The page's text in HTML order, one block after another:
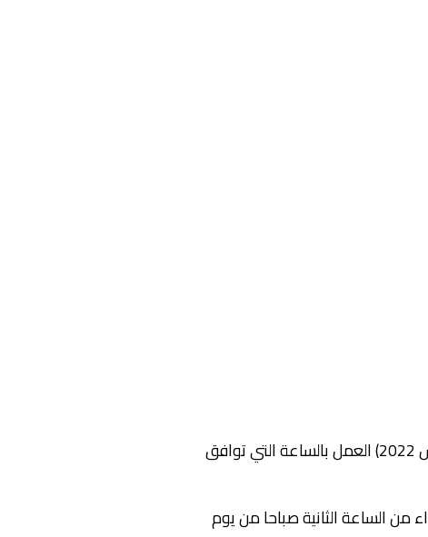
بمناسبة قرب حلول شهر رمضان ، سيتم عند حلول الساعة الثالثة صباحا من يوم غد الأحد (27 مارس 2022) العمل بالساعة التي توافق
للعمل بتوقيت (غرينينتش+1) بإضافة ستين (60) دقيقة ابتداء من الساعة الثانية صباحا من يوم